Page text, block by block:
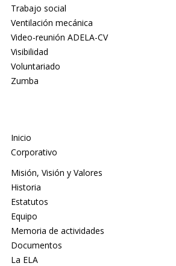
Trabajo social
Ventilación mecánica
Video-reunión ADELA-CV
Visibilidad
Voluntariado
Zumba
Inicio
Corporativo
Misión, Visión y Valores
Historia
Estatutos
Equipo
Memoria de actividades
Documentos
La ELA